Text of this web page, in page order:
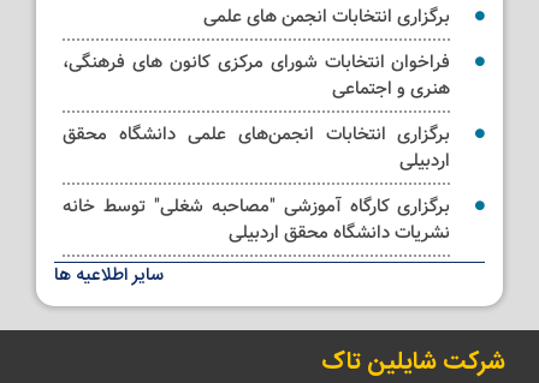
برگزاری انتخابات انجمن های علمی
فراخوان انتخابات شورای مرکزی کانون های فرهنگی،
هنری و اجتماعی
برگزاری انتخابات انجمن‌های علمی دانشگاه محقق
اردبیلی
برگزاری کارگاه آموزشی "مصاحبه شغلی" توسط خانه
نشریات دانشگاه محقق اردبیلی
کلاس مجازی آموزشی ترتیل خوانی قرآن کریم ویژه
استادان و کارکنان
سایر اطلاعیه ها
شرکت شایلین تاک